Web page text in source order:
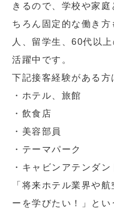
きるので、学校や家
ちろん固定的な働き
人、留学生、60代以
活躍中です。
下記接客経験がある方
・ホテル、旅館
・飲食店
・美容部員
・テーマパーク
・キャビンアテンダン
「将来ホテル業界や
ーを学びたい！」とい